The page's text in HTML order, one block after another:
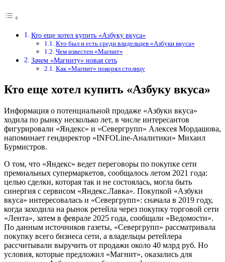
Кто еще хотел купить «Азбуку вкуса»
Кто был и есть среди владельцев «Азбуки вкуса»
Чем известен «Магнит»
Зачем «Магниту» новая сеть
Как «Магнит» покорял столицу
Кто еще хотел купить «Азбуку вкуса»
Информация о потенциальной продаже «Азбуки вкуса»
ходила по рынку несколько лет, в числе интересантов
фигурировали «Яндекс» и «Севергрупп» Алексея Мордашова,
напоминает гендиректор «INFOLine-Аналитики» Михаил
Бурмистров.
О том, что «Яндекс» ведет переговоры по покупке сети
премиальных супермаркетов, сообщалось летом 2021 года:
целью сделки, которая так и не состоялась, могла быть
синергия с сервисом «Яндекс.Лавка». Покупкой «Азбуки
вкуса» интересовалась и «Севергрупп»: сначала в 2019 году,
когда заходила на рынок ретейла через покупку торговой сети
«Лента», затем в феврале 2025 года, сообщали «Ведомости».
По данным источников газеты, «Севергрупп» рассматривала
покупку всего бизнеса сети, а владельцы ретейлера
рассчитывали выручить от продажи около 40 млрд руб. Но
условия, которые предложил «Магнит», оказались для